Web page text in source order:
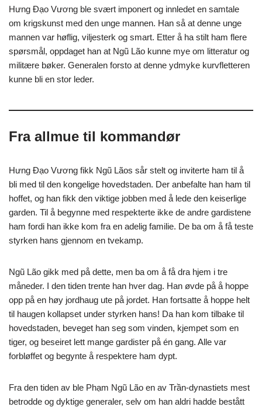
Hưng Đạo Vương ble svært imponert og innledet en samtale
om krigskunst med den unge mannen. Han så at denne unge
mannen var høflig, viljesterk og smart. Etter å ha stilt ham flere
spørsmål, oppdaget han at Ngũ Lão kunne mye om litteratur og
militære bøker. Generalen forsto at denne ydmyke kurvfletteren
kunne bli en stor leder.
Fra allmue til kommandør
Hưng Đạo Vương fikk Ngũ Lãos sår stelt og inviterte ham til å
bli med til den kongelige hovedstaden. Der anbefalte han ham til
hoffet, og han fikk den viktige jobben med å lede den keiserlige
garden. Til å begynne med respekterte ikke de andre gardistene
ham fordi han ikke kom fra en adelig familie. De ba om å få teste
styrken hans gjennom en tvekamp.
Ngũ Lão gikk med på dette, men ba om å få dra hjem i tre
måneder. I den tiden trente han hver dag. Han øvde på å hoppe
opp på en høy jordhaug ute på jordet. Han fortsatte å hoppe helt
til haugen kollapset under styrken hans! Da han kom tilbake til
hovedstaden, beveget han seg som vinden, kjempet som en
tiger, og beseiret lett mange gardister på én gang. Alle var
forbløffet og begynte å respektere ham dypt.
Fra den tiden av ble Phạm Ngũ Lão en av Trần-dynastiets mest
betrodde og dyktige generaler, selv om han aldri hadde bestått